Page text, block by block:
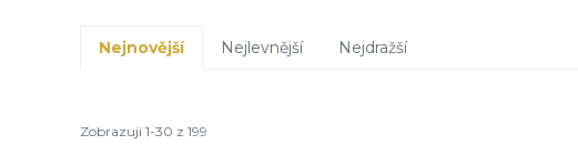
Nejnovější Nejlevnější Nejdražší
Zobrazuji 1-30 z 199